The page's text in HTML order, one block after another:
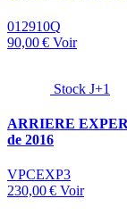
012910Q
90,00 € Voir
Stock J+1
ARRIERE
de 2016
VPCEXP3
230,00 € Voir